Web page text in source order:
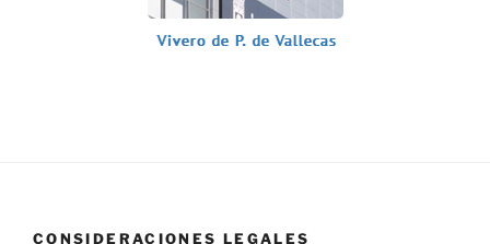
CONSIDERACIONES LEGALES